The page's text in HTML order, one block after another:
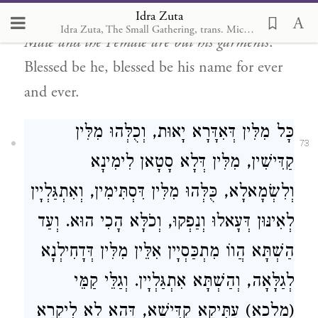
Idra Zuta
Idra Zuta, The Small Gathering, trans. Michal Ricardo
and Ima, Israel Saba and Tevunah, and the
Male and the Female are but his garments.
Blessed be he, blessed be his name for ever
and ever.
73
כָּל מִלִּין דְּאִדָּרָא יָאוּת, וְכֻלְּהוּ מִלִּין
קַדִּישִׁין, מִלִּין דְּלָא סָטָאן לִימִינָא
וְלִשְׂמָאלָא, כֻּלְּהוּ מִלִּין דִּסְתִּימִין, וְאִתְגַּלְיָין
לְאִינּוּן דְּעָאלוּ וְנַפְקוּ, וְכֹלָּא הָכִי הוּא. וְעַד
הַשְׁתָּא הֲווֹ מִתְכַּסְיָין אִלֵּין מִלִּין דְּדָחִילְנָא
לְגַלָּאָה, וְהַשְׁתָּא אִתְגַּלְיָין. וְגַלֵּי קַמֵּי
(מלכא) עַתִּיקָא קַדִּישָׁא, דְּהָא לָא לִיקָרָא